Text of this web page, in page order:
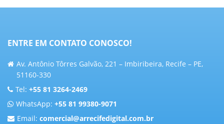
ENTRE EM CONTATO CONOSCO!
Av. Antônio Tôrres Galvão, 221 – Imbiribeira, Recife – PE,
51160-330
Tel: +55 81 3264-2469
WhatsApp: +55 81 99380-9071
Email: comercial@arrecifedigital.com.br